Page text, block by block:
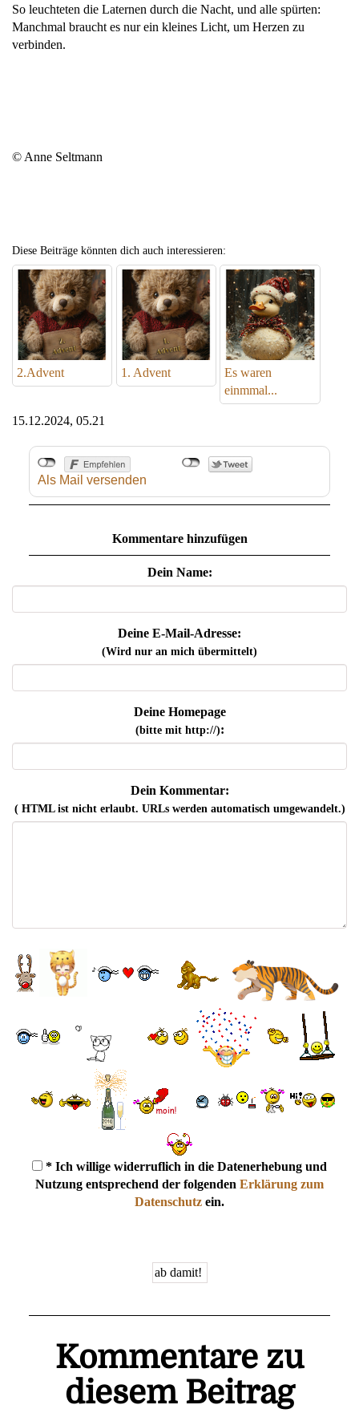
So leuchteten die Laternen durch die Nacht, und alle spürten:
Manchmal braucht es nur ein kleines Licht, um Herzen zu
verbinden.
© Anne Seltmann
Diese Beiträge könnten dich auch interessieren:
2.Advent 1. Advent
Es waren
einmmal...
15.12.2024, 05.21
Als Mail versenden
Kommentare hinzufügen
Dein Name:
Deine E-Mail-Adresse:
(Wird nur an mich übermittelt)
Deine Homepage
(bitte mit http://):
Dein Kommentar:
( HTML ist nichterlaubt. URLs werden automatisch umgewandelt.)
* Ich willige widerruflich in die Datenerhebung und
Nutzung entsprechend der folgenden Erklärung zum
Datenschutz ein.
Kommentare zu
diesem Beitrag